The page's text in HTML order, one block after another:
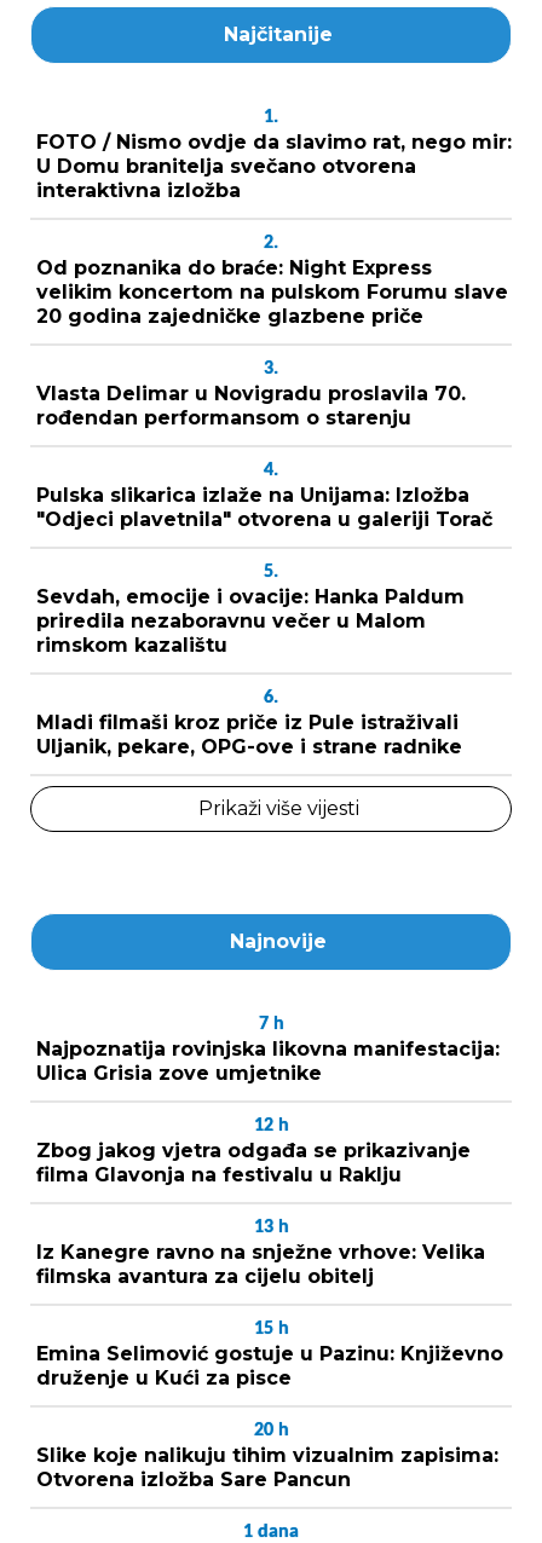
Najčitanije
1.
FOTO / Nismo ovdje da slavimo rat, nego mir:
U Domu branitelja svečano otvorena
interaktivna izložba
2.
Od poznanika do braće: Night Express
velikim koncertom na pulskom Forumu slave
20 godina zajedničke glazbene priče
3.
Vlasta Delimar u Novigradu proslavila 70.
rođendan performansom o starenju
4.
Pulska slikarica izlaže na Unijama: Izložba
"Odjeci plavetnila" otvorena u galeriji Torač
5.
Sevdah, emocije i ovacije: Hanka Paldum
priredila nezaboravnu večer u Malom
rimskom kazalištu
6.
Mladi filmaši kroz priče iz Pule istraživali
Uljanik, pekare, OPG-ove i strane radnike
Prikaži više vijesti
Najnovije
7 h
Najpoznatija rovinjska likovna manifestacija:
Ulica Grisia zove umjetnike
12 h
Zbog jakog vjetra odgađa se prikazivanje
filma Glavonja na festivalu u Raklju
13 h
Iz Kanegre ravno na snježne vrhove: Velika
filmska avantura za cijelu obitelj
15 h
Emina Selimović gostuje u Pazinu: Književno
druženje u Kući za pisce
20 h
Slike koje nalikuju tihim vizualnim zapisima:
Otvorena izložba Sare Pancun
1 dana